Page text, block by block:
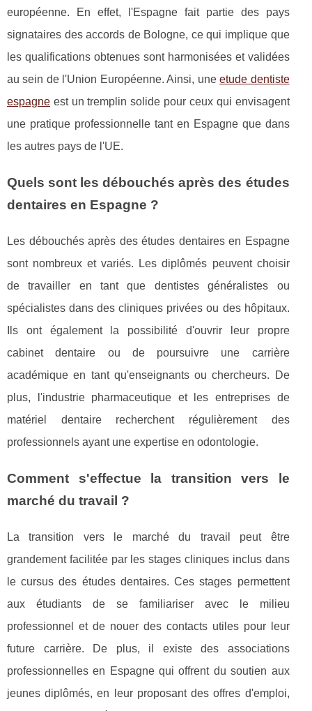
européenne. En effet, l'Espagne fait partie des pays
signataires des accords de Bologne, ce qui implique que
les qualifications obtenues sont harmonisées et validées
au sein de l'Union Européenne. Ainsi, uneetude dentiste
espagne est un tremplin solide pour ceux qui envisagent
une pratique professionnelle tant en Espagne que dans
les autres pays de l'UE.
Quels sont les débouchés après des études
dentaires en Espagne ?
Les débouchés après des études dentaires en Espagne
sont nombreux et variés. Les diplômés peuvent choisir
de travailler en tant que dentistes généralistes ou
spécialistes dans des cliniques privées ou des hôpitaux.
Ils ont également la possibilité d'ouvrir leur propre
cabinet dentaire ou de poursuivre une carrière
académique en tant qu'enseignants ou chercheurs. De
plus, l'industrie pharmaceutique et les entreprises de
matériel dentaire recherchent régulièrement des
professionnels ayant une expertise en odontologie.
Comment s'effectue la transition vers le
marché du travail ?
La transition vers le marché du travail peut être
grandement facilitée par les stages cliniques inclus dans
le cursus des études dentaires. Ces stages permettent
aux étudiants de se familiariser avec le milieu
professionnel et de nouer des contacts utiles pour leur
future carrière. De plus, il existe des associations
professionnelles en Espagne qui offrent du soutien aux
jeunes diplômés, en leur proposant des offres d'emploi,